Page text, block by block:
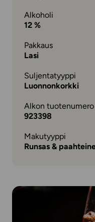
Alkoholi
12 %
Pakkaus
Lasi
Suljentatyyppi
Luonnonkorkki
Alkon tuotenumero
923398
Makutyyppi
Runsas &